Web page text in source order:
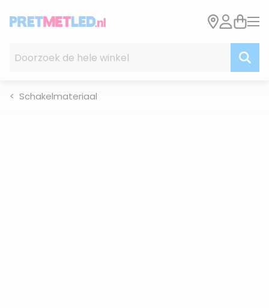
Schakelmateriaal